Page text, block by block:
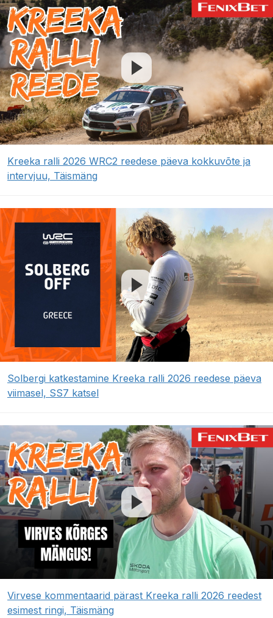
Kreeka ralli 2026 WRC2 reedese päeva kokkuvõte ja
intervjuu, Täismäng
Solbergi katkestamine Kreeka ralli 2026 reedese päeva
viimasel, SS7 katsel
Virvese kommentaarid pärast Kreeka ralli 2026 reedest
esimest ringi, Täismäng